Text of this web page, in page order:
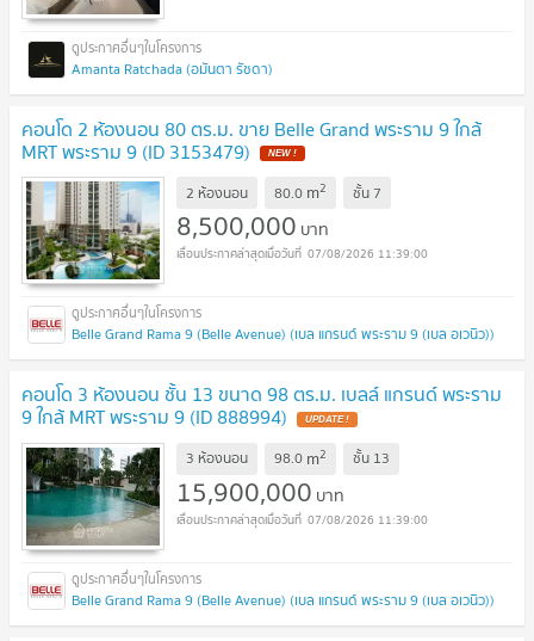
Amanta Ratchada (อมันตา รัชดา)
คอนโด 2 ห้องนอน 80 ตร.ม. ขาย Belle Grand พระราม 9 ใกล้
MRT พระราม 9 (ID 3153479) NEW !
2 ห้องนอน 80.0 m2 ชั้น 7
8,500,000 บาท
07/08/2026 11:39:00
Belle Grand Rama 9 (Belle Avenue) (เบล แกรนด์ พระราม 9 (เบล อเวนิว))
คอนโด 3 ห้องนอน ชั้น 13 ขนาด 98 ตร.ม. เบลล์ แกรนด์ พระราม
9 ใกล้ MRT พระราม 9 (ID 888994) UPDATE !
3 ห้องนอน 98.0 m2 ชั้น 13
15,900,000 บาท
07/08/2026 11:39:00
Belle Grand Rama 9 (Belle Avenue) (เบล แกรนด์ พระราม 9 (เบล อเวนิว))